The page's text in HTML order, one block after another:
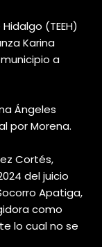
(TEEH)
Karina
a
Ángeles
por Morena.
Cortés,
del juicio
Apatiga,
como
lo cual no se